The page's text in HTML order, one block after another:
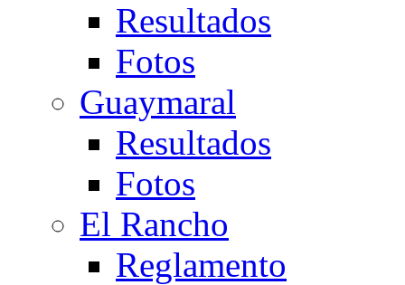
Resultados
Fotos
Guaymaral
Resultados
Fotos
El Rancho
Reglamento